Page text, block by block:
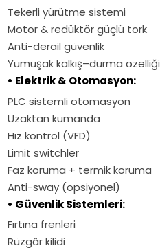
Tekerli yürütme sistemi
Motor & redüktör güçlü tork
Anti-derail güvenlik
Yumuşak kalkış–durma özelliği
• Elektrik & Otomasyon:
PLC sistemli otomasyon
Uzaktan kumanda
Hız kontrol (VFD)
Limit switchler
Faz koruma + termik koruma
Anti-sway (opsiyonel)
• Güvenlik Sistemleri:
Fırtına frenleri
Rüzgâr kilidi